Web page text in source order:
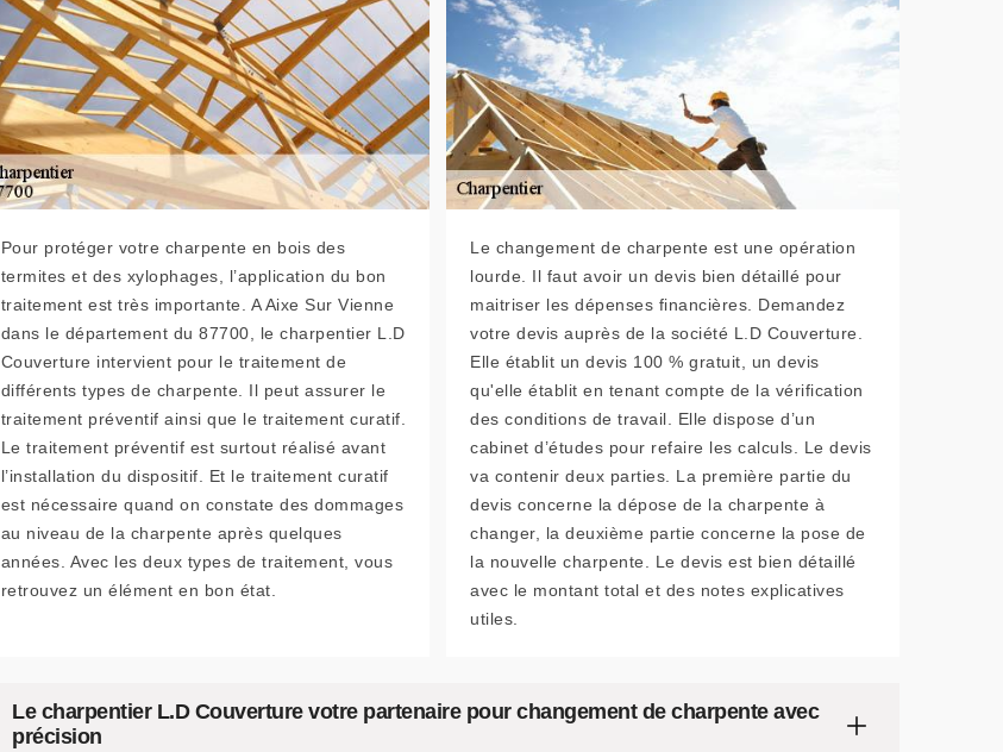
Pour protéger votre charpente en bois des
termites et des xylophages, l’application du bon
traitement est très importante. A Aixe Sur Vienne
dans le département du 87700, le charpentier L.D
Couverture intervient pour le traitement de
différents types de charpente. Il peut assurer le
traitement préventif ainsi que le traitement curatif.
Le traitement préventif est surtout réalisé avant
l’installation du dispositif. Et le traitement curatif
est nécessaire quand on constate des dommages
au niveau de la charpente après quelques
années. Avec les deux types de traitement, vous
retrouvez un élément en bon état.
Le changement de charpente est une opération
lourde. Il faut avoir un devis bien détaillé pour
maitriser les dépenses financières. Demandez
votre devis auprès de la société L.D Couverture.
Elle établit un devis 100 % gratuit, un devis
qu'elle établit en tenant compte de la vérification
des conditions de travail. Elle dispose d’un
cabinet d’études pour refaire les calculs. Le devis
va contenir deux parties. La première partie du
devis concerne la dépose de la charpente à
changer, la deuxième partie concerne la pose de
la nouvelle charpente. Le devis est bien détaillé
avec le montant total et des notes explicatives
utiles.
Le charpentier L.D Couverture votre partenaire pour changement de charpente avec
précision